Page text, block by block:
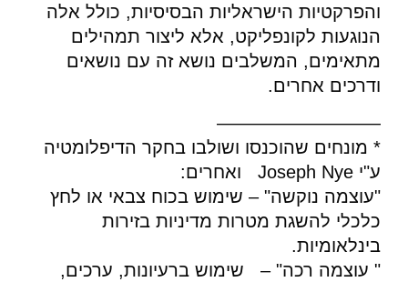
והפרקטיות הישראליות הבסיסיות, כולל אלה
הנוגעות לקונפליקט, אלא ליצור תמהילים
מתאימים, המשלבים נושא זה עם נושאים
ודרכים אחרים.
—————————
* מונחים שהוכנסו ושולבו בחקר הדיפלומטיה
ע"י Joseph Nye ואחרים:
"עוצמה נוקשה" – שימוש בכוח צבאי או לחץ
כלכלי להשגת מטרות מדיניות בזירות
בינלאומיות.
" עוצמה רכה" – שימוש ברעיונות, ערכים,